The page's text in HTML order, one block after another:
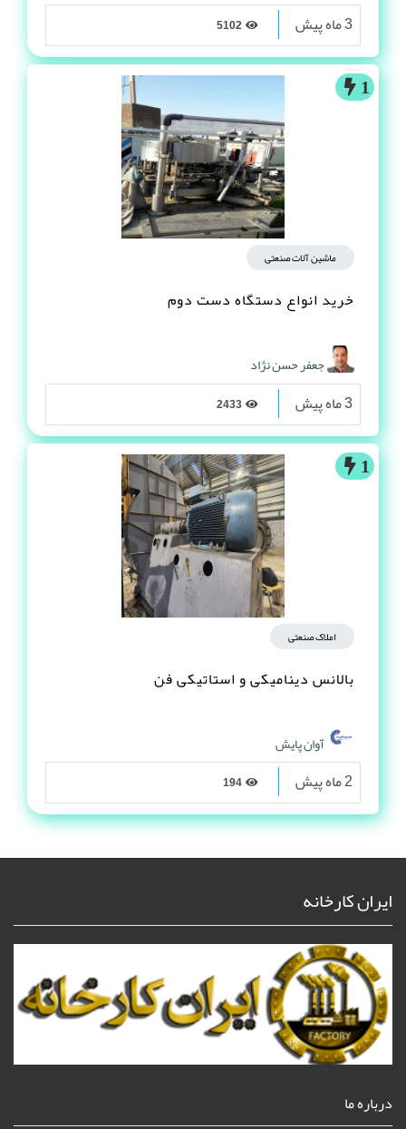
3 ماه پیش
1
ماشین آلات صنعتی
خرید انواع دستگاه دست دوم
جعفر حسن نژاد
3 ماه پیش
1
املاک صنعتی
بالانس دینامیکی و استاتیکی فن
آوان پایش
2 ماه پیش
ایران کارخانه
درباره ما